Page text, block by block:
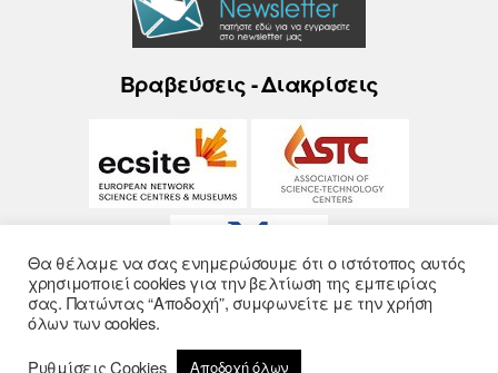
Βραβεύσεις - Διακρίσεις
Θα θέλαμε να σας ενημερώσουμε ότι ο ιστότοπος αυτός
χρησιμοποιεί cookies για την βελτίωση της εμπειρίας
σας. Πατώντας “Αποδοχή”, συμφωνείτε με την χρήση
όλων των cookies.
Ρυθμίσεις Cookies
Αποδοχή όλων